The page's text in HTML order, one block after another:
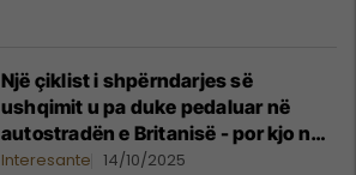
Një çiklist i shpërndarjes së
ushqimit u pa duke pedaluar në
autostradën e Britanisë - por kjo nuk
i zgjati shumë
Interesante 14/10/2025